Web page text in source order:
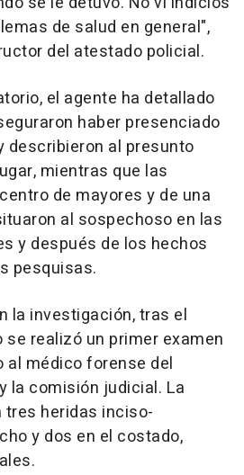
de salud en general",
del atestado policial.
el agente ha detallado
haber presenciado
describieron al presunto
mientras que las
de mayores y de una
al sospechoso en las
y después de los hechos
pesquisas.
la investigación, tras el
realizó un primer examen
médico forense del
la comisión judicial. La
heridas inciso-
y dos en el costado,